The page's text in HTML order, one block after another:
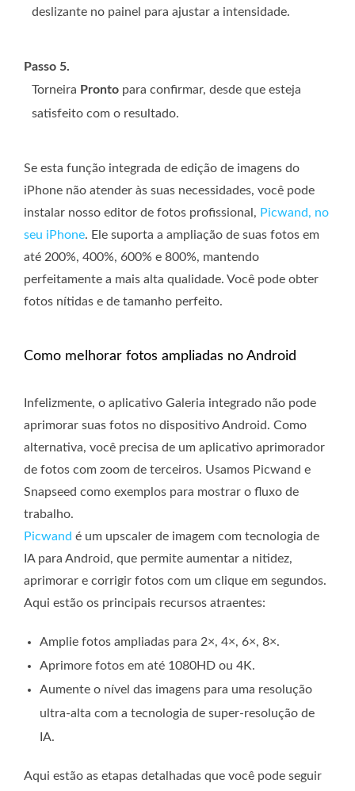
deslizante no painel para ajustar a intensidade.
Passo 5.
Torneira Pronto para confirmar, desde que esteja
satisfeito com o resultado.
Se esta função integrada de edição de imagens do
iPhone não atender às suas necessidades, você pode
instalar nosso editor de fotos profissional, Picwand, no
seu iPhone. Ele suporta a ampliação de suas fotos em
até 200%, 400%, 600% e 800%, mantendo
perfeitamente a mais alta qualidade. Você pode obter
fotos nítidas e de tamanho perfeito.
Como melhorar fotos ampliadas no Android
Infelizmente, o aplicativo Galeria integrado não pode
aprimorar suas fotos no dispositivo Android. Como
alternativa, você precisa de um aplicativo aprimorador
de fotos com zoom de terceiros. Usamos Picwand e
Snapseed como exemplos para mostrar o fluxo de
trabalho.
Picwand é um upscaler de imagem com tecnologia de
IA para Android, que permite aumentar a nitidez,
aprimorar e corrigir fotos com um clique em segundos.
Aqui estão os principais recursos atraentes:
Amplie fotos ampliadas para 2×, 4×, 6×, 8×.
Aprimore fotos em até 1080HD ou 4K.
Aumente o nível das imagens para uma resolução
ultra-alta com a tecnologia de super-resolução de
IA.
Aqui estão as etapas detalhadas que você pode seguir